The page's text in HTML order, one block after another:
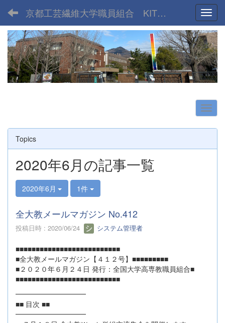
京都工芸繊維大学職員組合 KIT UNION
Topics
2020年6月の記事一覧
2020年6月 1件
全大教メールマガジン No.412
投稿日時 : 2020/06/24 システム管理者
■■■■■■■■■■■■■■■■■■■■■■■■■■
■全大教メールマガジン【４１２号】■■■■■■■■■
■２０２０年６月２４日 発行：全国大学高専教職員組合■
■■■■■■■■■■■■■■■■■■■■■■■■■■
━━━━━━━━━━
■■ 目次 ■■
━━━━━━━━━━